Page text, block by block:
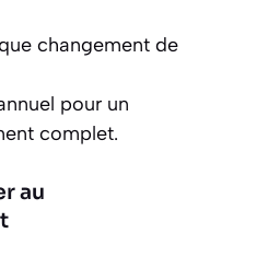
changement de
pour un
complet.
au